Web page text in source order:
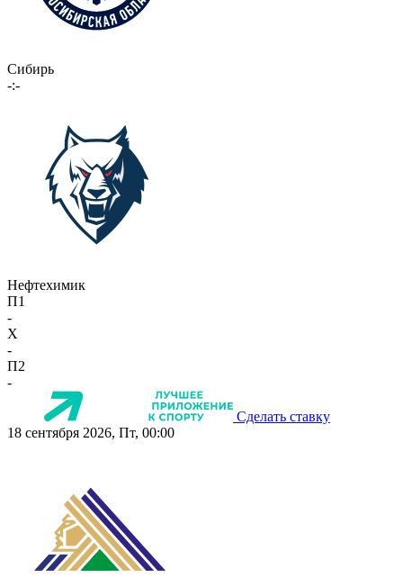
Сибирь
-:-
Нефтехимик
П1
-
X
-
П2
-
Сделать ставку
18 сентября 2026, Пт, 00:00